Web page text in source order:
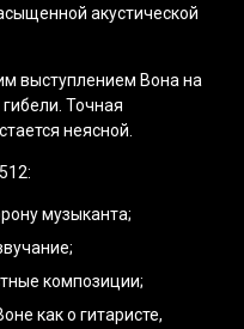
акустической
выступлением Вона на
Точная
неясной.
музыканта;
композиции;
как о гитаристе,